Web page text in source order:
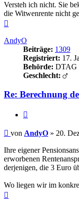
Versteh ich nicht. Sie
die Witwenrente nicht
AndyO
Beiträge: 1309
Registriert: 17.
Behörde: DTAG
Geschlecht:
Re: Berechnung
Beitrag
von AndyO » 20.
Ihre eigener
erworbenen
derjenigen, die 3 Euro
Wo liegen wir im